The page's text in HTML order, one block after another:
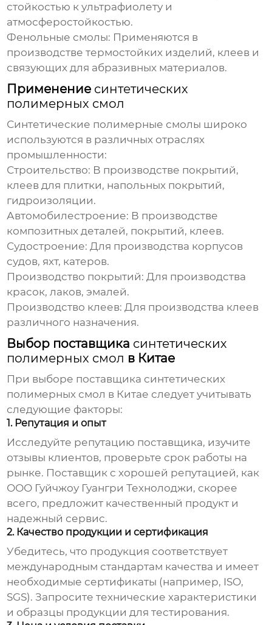
стойкостью к ультрафиолету и
атмосферостойкостью.
Фенольные смолы: Применяются в
производстве термостойких изделий, клеев и
связующих для абразивных материалов.
Применение синтетических
полимерных смол
Синтетические полимерные смолы широко
используются в различных отраслях
промышленности:
Строительство: В производстве покрытий,
клеев для плитки, напольных покрытий,
гидроизоляции.
Автомобилестроение: В производстве
композитных деталей, покрытий, клеев.
Судостроение: Для производства корпусов
судов, яхт, катеров.
Производство покрытий: Для производства
красок, лаков, эмалей.
Производство клеев: Для производства клеев
различного назначения.
Выбор поставщика синтетических
полимерных смол в Китае
При выборе поставщика синтетических
полимерных смол в Китае следует учитывать
следующие факторы:
1. Репутация и опыт
Исследуйте репутацию поставщика, изучите
отзывы клиентов, проверьте срок работы на
рынке. Поставщик с хорошей репутацией, как
ООО Гуйчжоу Гуангри Технолоджи, скорее
всего, предложит качественный продукт и
надежный сервис.
2. Качество продукции и сертификация
Убедитесь, что продукция соответствует
международным стандартам качества и имеет
необходимые сертификаты (например, ISO,
SGS). Запросите технические характеристики
и образцы продукции для тестирования.